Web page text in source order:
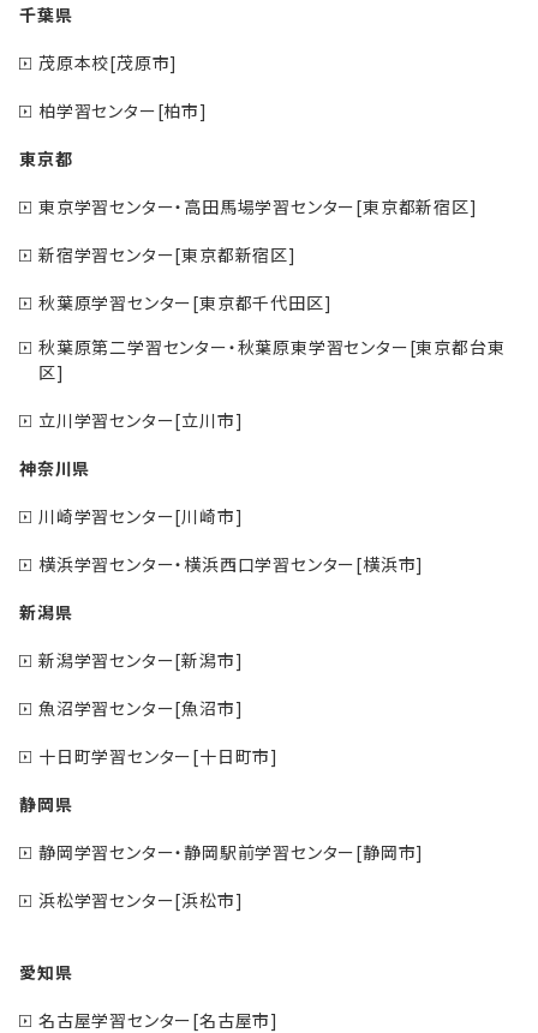
千葉県
茂原本校[茂原市]
柏学習センター[柏市]
東京都
東京学習センター・高田馬場学習センター[東京都新宿区]
新宿学習センター[東京都新宿区]
秋葉原学習センター[東京都千代田区]
秋葉原第二学習センター・秋葉原東学習センター[東京都台東
区]
立川学習センター[立川市]
神奈川県
川崎学習センター[川崎市]
横浜学習センター・横浜西口学習センター[横浜市]
新潟県
新潟学習センター[新潟市]
魚沼学習センター[魚沼市]
十日町学習センター[十日町市]
静岡県
静岡学習センター・静岡駅前学習センター[静岡市]
浜松学習センター[浜松市]
愛知県
名古屋学習センター[名古屋市]